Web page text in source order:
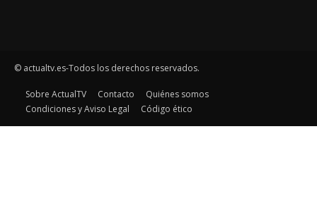
© actualtv.es-Todos los derechos reservados.
Sobre ActualTV Contacto
Quiénes somos
Condiciones y Aviso Legal
Código ético